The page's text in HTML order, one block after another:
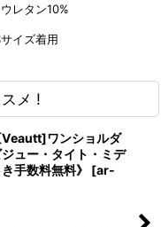
レタン10%
イズ着用
メ !
ワンショルダ
ュー・タイト・ミデ
手数料無料》
[ar-